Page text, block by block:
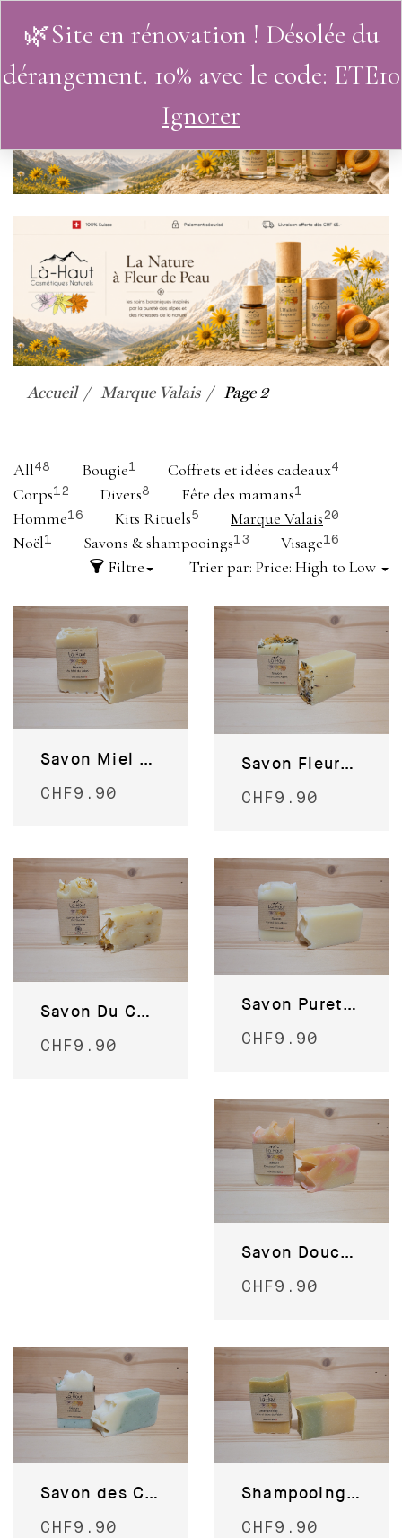
0
Accueil Marque Valais Page 2
All48 Bougie1 Coffrets et idées cadeaux4
Corps12 Divers8 Fête des mamans1
Homme16 Kits Rituels5 Marque Valais20
Noël1 Savons & shampooings13 Visage16
Filtre Trier par: Price: High to Low
Savon Miel du Valais
CHF 9.90
Savon Fleurs des Alpes
CHF 9.90
Savon Du Cœur du Valais
CHF 9.90
Savon Pureté des Alpes
CHF 9.90
Savon Douceur Fleurie
CHF 9.90
Savon des Cimes
CHF 9.90
Shampooing ortie et bière du Valais
CHF 9.90
🌿Site en rénovation ! Désolée du
dérangement. 10% avec le code: ETE10
Ignorer